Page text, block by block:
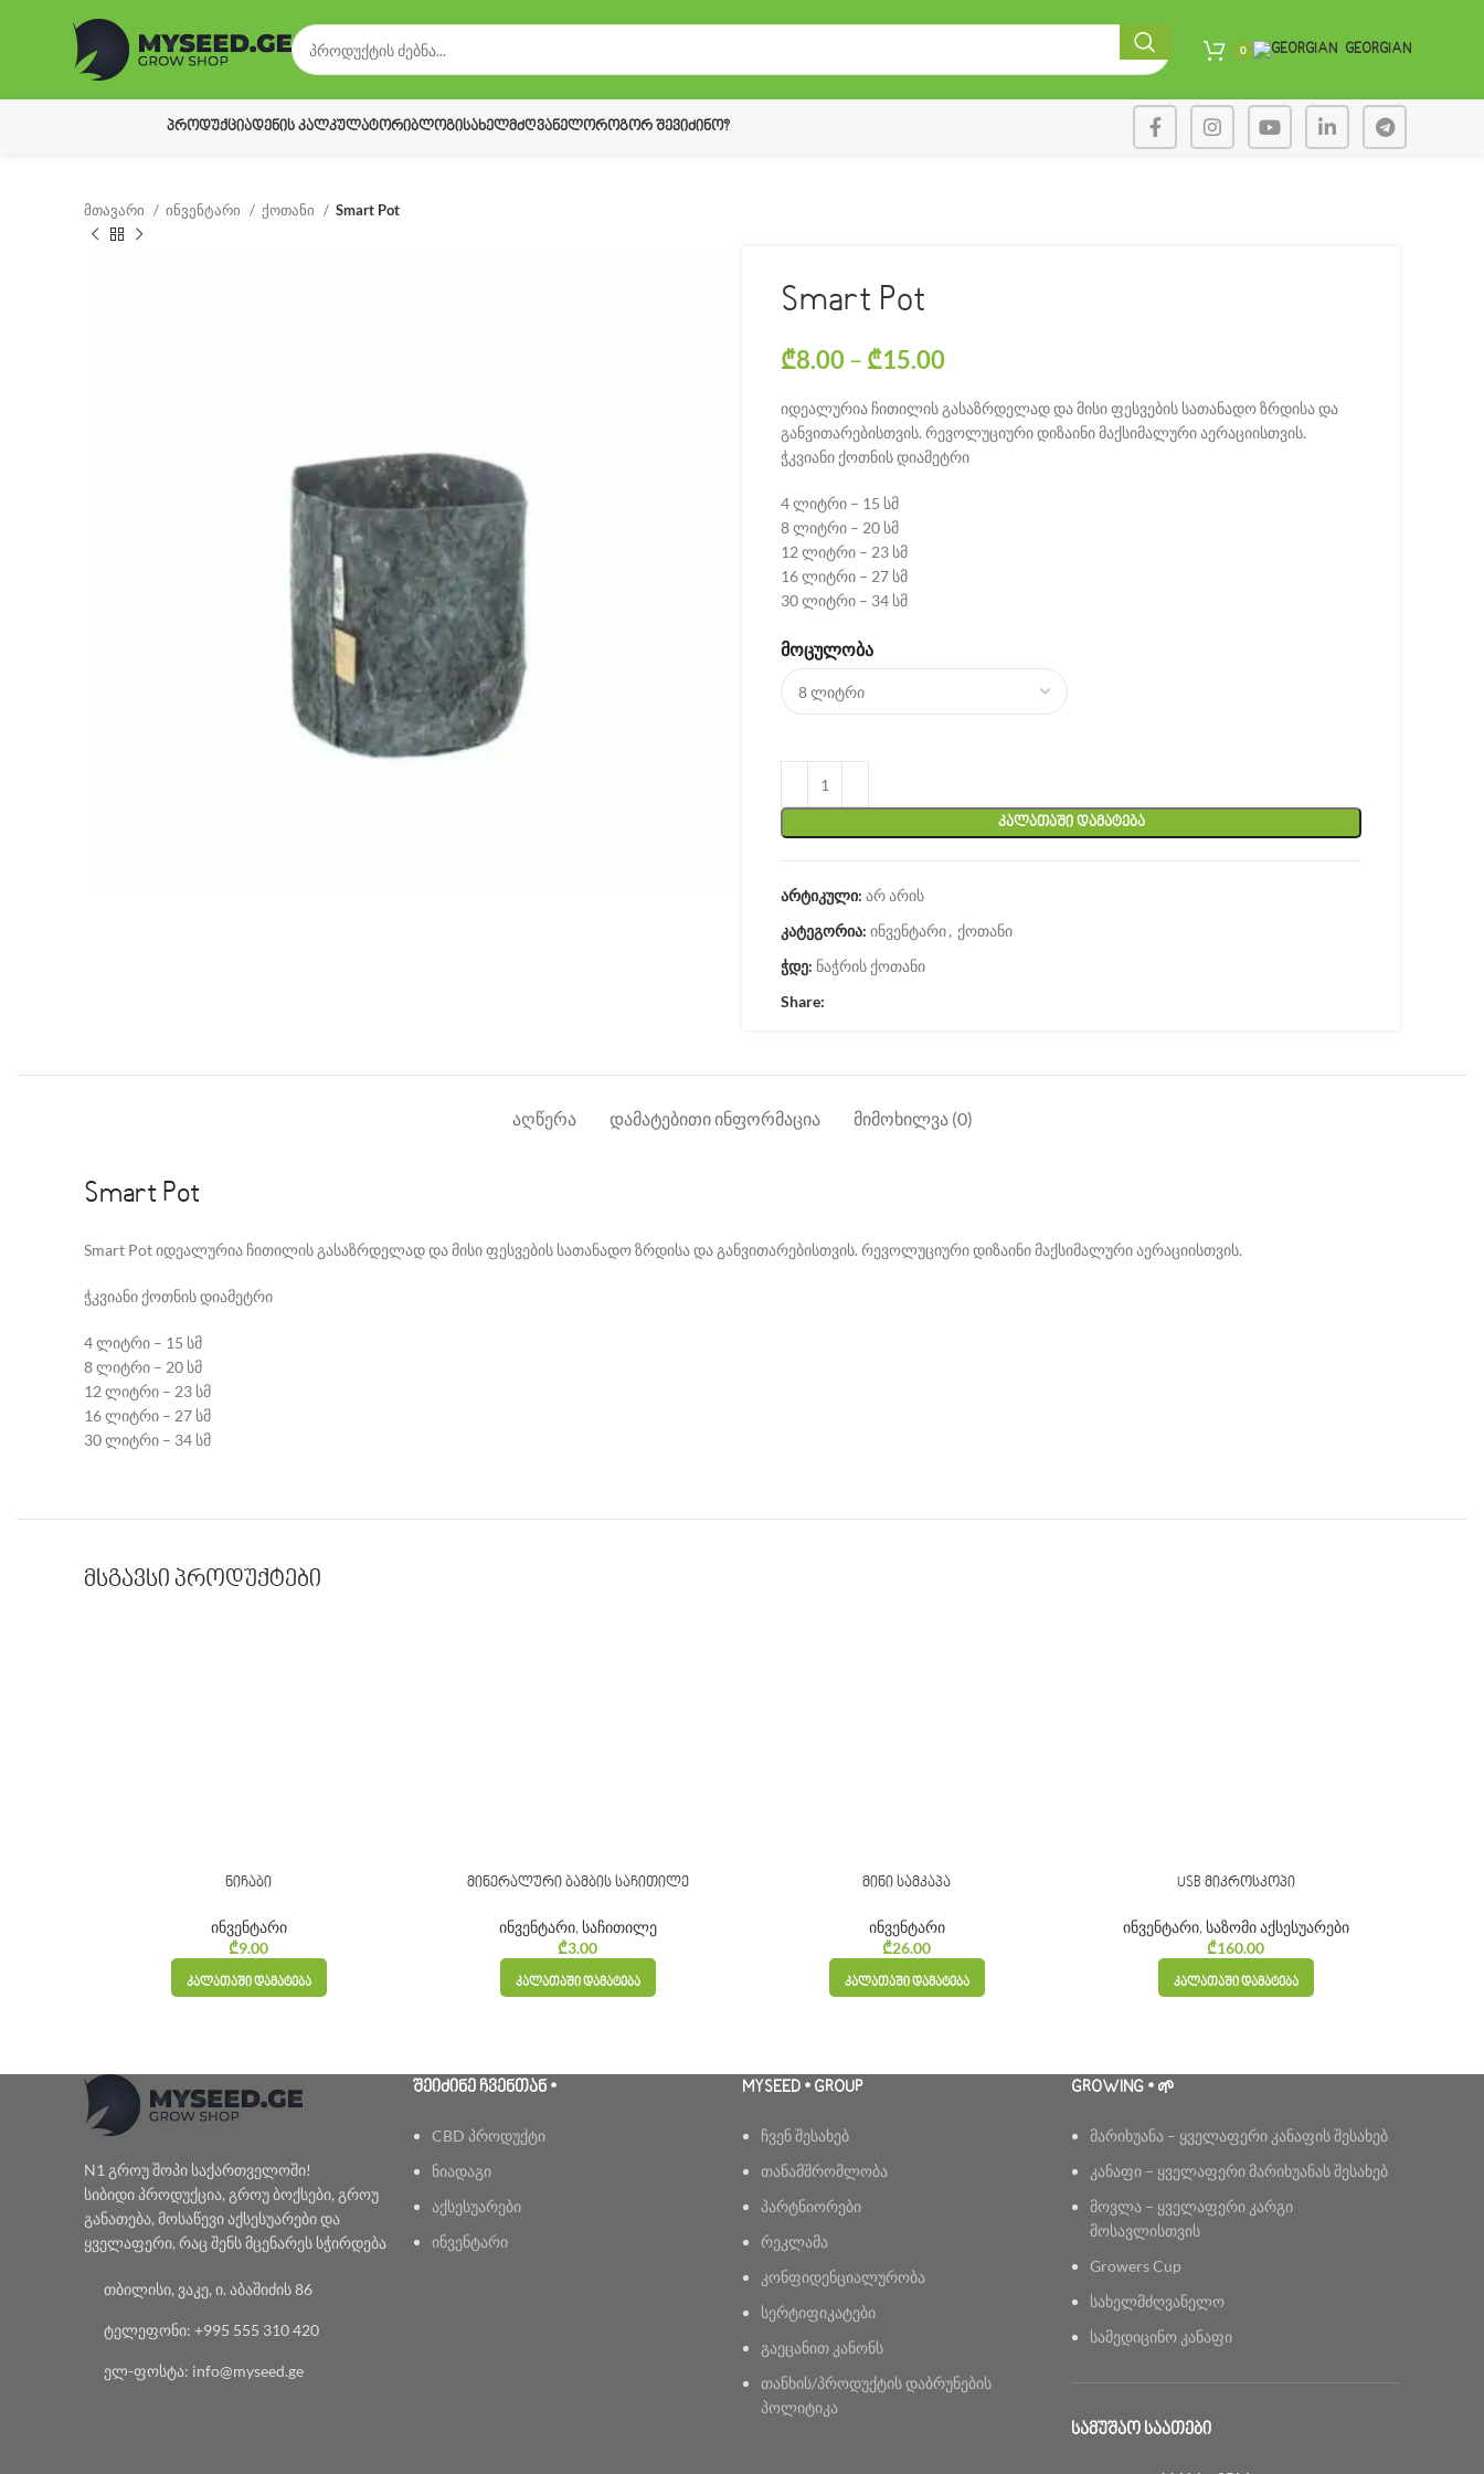
0 GEORGIAN
ᲞᲠᲝᲓᲣᲥᲪᲘᲐᲓᲔᲜᲘᲡ ᲙᲐᲚᲙᲣᲚᲐᲢᲝᲠᲘᲑᲚᲝᲒᲘᲡᲐᲮᲔᲚᲛᲫᲦᲕᲐᲜᲔᲚᲝᲠᲝᲒᲝᲠ ᲨᲔᲕᲘᲫᲘᲜᲝ?
მთავარი ინვენტარი ქოთანი Smart Pot
Smart Pot
₾8.00– ₾15.00
იდეალურია ჩითილის გასაზრდელად და მისი ფესვების სათანადო ზრდისა და
განვითარებისთვის. რევოლუციური დიზაინი მაქსიმალური აერაციისთვის.
ჭკვიანი ქოთნის დიამეტრი
4 ლიტრი – 15 სმ
8 ლიტრი – 20 სმ
12 ლიტრი – 23 სმ
16 ლიტრი – 27 სმ
30 ლიტრი – 34 სმ
ᲛᲝᲪᲣᲚᲝᲑᲐ
ᲙᲐᲚᲐᲗᲐᲨᲘ ᲓᲐᲛᲐᲢᲔᲑᲐ
არტიკული: არ არის
კატეგორია: ინვენტარი, ქოთანი
ჭდე: ნაჭრის ქოთანი
Share:
ᲐᲦᲬᲔᲠᲐ ᲓᲐᲛᲐᲢᲔᲑᲘᲗᲘ ᲘᲜᲤᲝᲠᲛᲐᲪᲘᲐ ᲛᲘᲛᲝᲮᲘᲚᲕᲐ (0)
Smart Pot
Smart Pot იდეალურია ჩითილის გასაზრდელად და მისი ფესვების სათანადო ზრდისა და განვითარებისთვის. რევოლუციური დიზაინი მაქსიმალური აერაციისთვის.
ჭკვიანი ქოთნის დიამეტრი
4 ლიტრი – 15 სმ
8 ლიტრი – 20 სმ
12 ლიტრი – 23 სმ
16 ლიტრი – 27 სმ
30 ლიტრი – 34 სმ
მსგავსი პროდუქტები
ნიჩაბი
ინვენტარი
₾9.00
ᲙᲐᲚᲐᲗᲐᲨᲘ ᲓᲐᲛᲐᲢᲔᲑᲐ
მინერალური ბამბის საჩითილე
ინვენტარი, საჩითილე
₾3.00
ᲙᲐᲚᲐᲗᲐᲨᲘ ᲓᲐᲛᲐᲢᲔᲑᲐ
მინი სამკაპა
ინვენტარი
₾26.00
ᲙᲐᲚᲐᲗᲐᲨᲘ ᲓᲐᲛᲐᲢᲔᲑᲐ
USB მიკროსკოპი
ინვენტარი, საზომი აქსესუარები
₾160.00
ᲙᲐᲚᲐᲗᲐᲨᲘ ᲓᲐᲛᲐᲢᲔᲑᲐ
N1 გროუ შოპი საქართველოში!
სიბიდი პროდუქცია, გროუ ბოქსები, გროუ
განათება, მოსაწევი აქსესუარები და
ყველაფერი, რაც შენს მცენარეს სჭირდება
თბილისი, ვაკე, ი. აბაშიძის 86
ტელეფონი: +995 555 310 420
ელ-ფოსტა: info@myseed.ge
ᲨᲔᲘᲫᲘᲜᲔ ᲩᲕᲔᲜᲗᲐᲜ •
CBD პროდუქტი
ნიადაგი
აქსესუარები
ინვენტარი
MYSEED • GROUP
ჩვენ შესახებ
თანამშრომლობა
პარტნიორები
რეკლამა
კონფიდენციალურობა
სერტიფიკატები
გაეცანით კანონს
თანხის/პროდუქტის დაბრუნების
პოლიტიკა
GROWING • 🌱
მარიხუანა – ყველაფერი კანაფის შესახებ
კანაფი – ყველაფერი მარიხუანას შესახებ
მოვლა – ყველაფერი კარგი
მოსავლისთვის
Growers Cup
სახელმძღვანელო
სამედიცინო კანაფი
ᲡᲐᲛᲣᲨᲐᲝ ᲡᲐᲐᲗᲔᲑᲘ